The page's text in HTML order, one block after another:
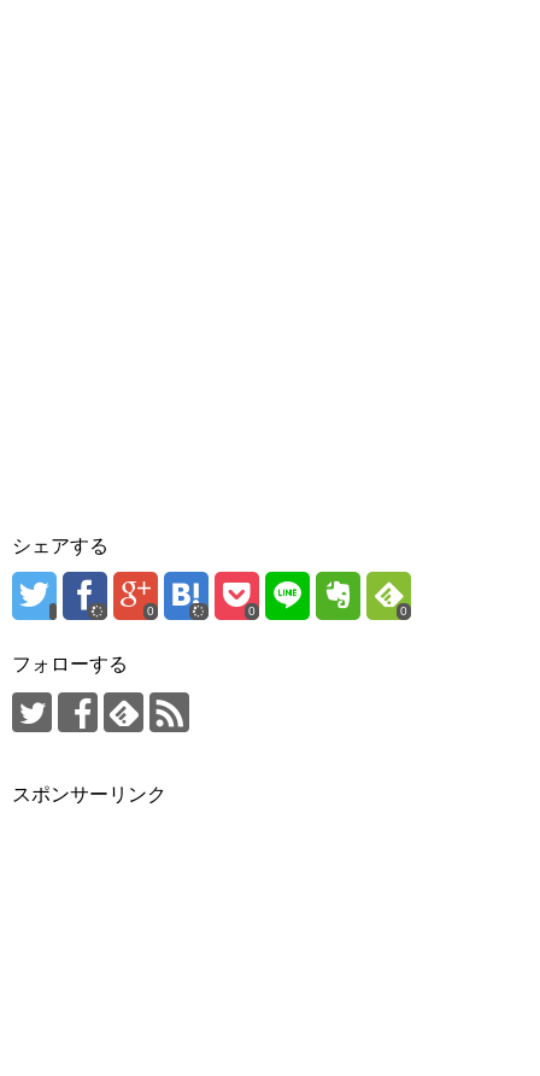
シェアする
0 0 0
フォローする
スポンサーリンク